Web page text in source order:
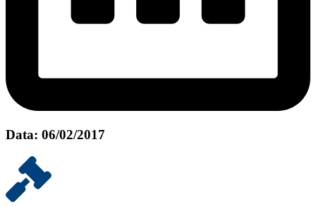
Data: 06/02/2017